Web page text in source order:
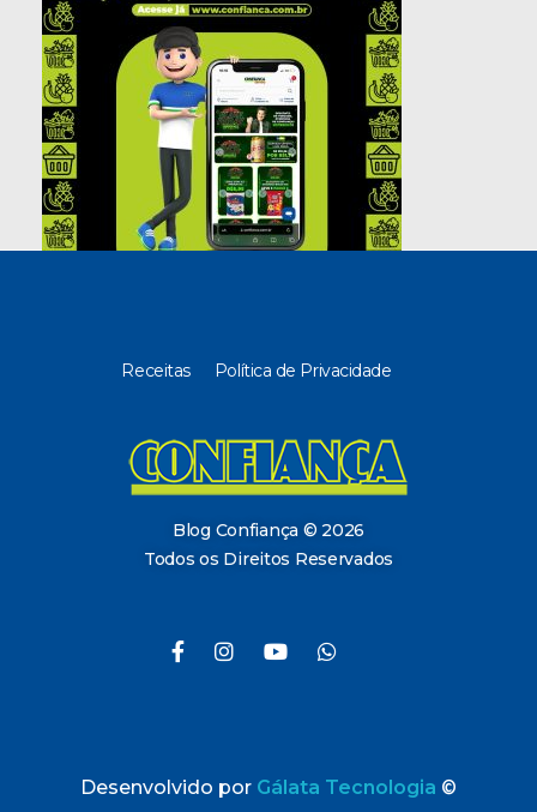
Receitas Política de Privacidade
Blog Confiança © 2026
Todos os Direitos Reservados
Desenvolvido por Gálata Tecnologia ©